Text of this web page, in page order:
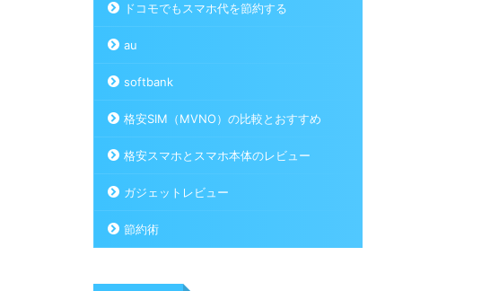
ドコモでもスマホ代を節約する
au
softbank
格安SIM（MVNO）の比較とおすすめ
格安スマホとスマホ本体のレビュー
ガジェットレビュー
節約術